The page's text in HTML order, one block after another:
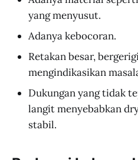
yang menyusut.
Adanya kebocoran.
Retakan besar,
mengindikasikan
Dukungan yang tidak
langit menyebabkan
stabil.